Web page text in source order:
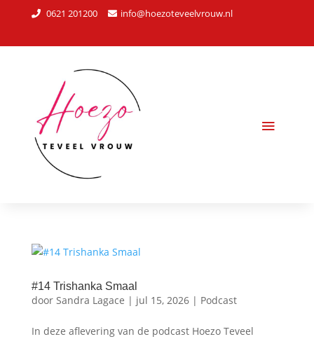
0621 201200 info@hoezoteveelvrouw.nl
#14 Trishanka Smaal
door Sandra Lagace | jul 15, 2026| Podcast
In deze aflevering van de podcast Hoezo Teveel